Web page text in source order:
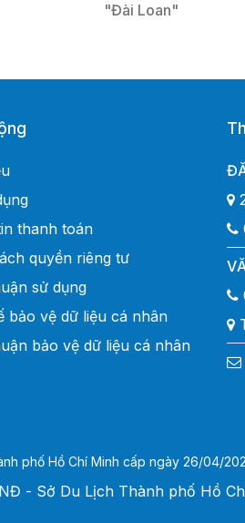
"Đài Loan"
thanh toán
quyền riêng tư
sử dụng
bảo vệ dữ liệu cá nhân
bảo vệ dữ liệu cá nhân
phố Hồ Chí Minh cấp ngày 26/04/
- Sở Du Lịch Thành phố Hồ